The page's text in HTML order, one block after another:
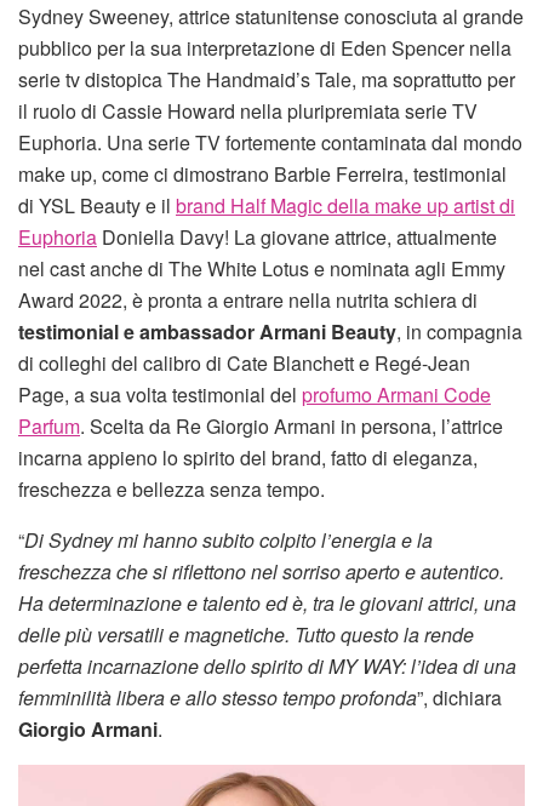
Sydney Sweeney, attrice statunitense conosciuta al grande
pubblico per la sua interpretazione di Eden Spencer nella
serie tv distopica The Handmaid’s Tale, ma soprattutto per
il ruolo di Cassie Howard nella pluripremiata serie TV
Euphoria. Una serie TV fortemente contaminata dal mondo
make up, come ci dimostrano Barbie Ferreira, testimonial
di YSL Beauty e il brand Half Magic della make up artist di
Euphoria Doniella Davy! La giovane attrice, attualmente
nel cast anche di The White Lotus e nominata agli Emmy
Award 2022, è pronta a entrare nella nutrita schiera di
testimonial e ambassador Armani Beauty, in compagnia
di colleghi del calibro di Cate Blanchett e Regé-Jean
Page, a sua volta testimonial del profumo Armani Code
Parfum. Scelta da Re Giorgio Armani in persona, l’attrice
incarna appieno lo spirito del brand, fatto di eleganza,
freschezza e bellezza senza tempo.
“Di Sydney mi hanno subito colpito l’energia e la
freschezza che si riflettono nel sorriso aperto e autentico.
Ha determinazione e talento ed è, tra le giovani attrici, una
delle più versatili e magnetiche. Tutto questo la rende
perfetta incarnazione dello spirito di MY WAY: l’idea di una
femminilità libera e allo stesso tempo profonda”, dichiara
Giorgio Armani.